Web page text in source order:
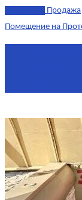
Продажа
Помещение на